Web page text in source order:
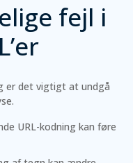
fejl i
er det vigtigt at undgå
URL-kodning kan føre